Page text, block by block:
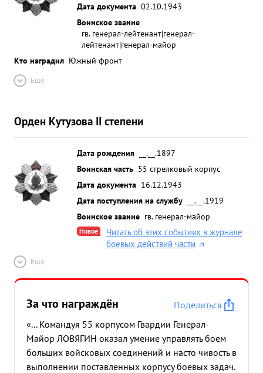
Дата документа 02.10.1943
Воинское звание
гв. генерал-лейтенант|генерал-
лейтенант|генерал-майор
Кто наградил Южный фронт
Ещё
Орден Кутузова II степени
Дата рождения
__.__.1897
Воинская часть 55 стрелковый корпус
Дата документа 16.12.1943
Дата поступления на службу
__.__.1919
Воинское звание гв. генерал-майор
Новое
Читать об этих событиях в журнале
боевых действий части
Ещё
За что награждён
Поделиться
«... Командуя 55 корпусом Гвардии Генерал-
Майор ЛОВЯГИН оказал умение управлять боем
больших войсковых соединений и насто чивость в
выполнении поставленных корпусу боевых задач.